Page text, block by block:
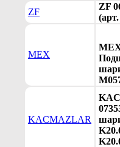
ZF
ZF
MEX
KACMAZLAR